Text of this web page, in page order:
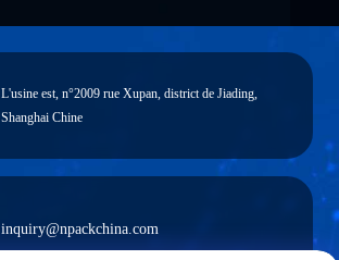
L'usine est, n°2009 rue Xupan, district de Jiading,
Shanghai Chine
inquiry@npackchina.com